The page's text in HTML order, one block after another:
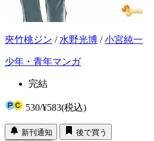
夾竹桃ジン / 水野光博 /小宮純一
少年・青年マンガ
完結
530/¥583(税込)
新刊通知
後で買う